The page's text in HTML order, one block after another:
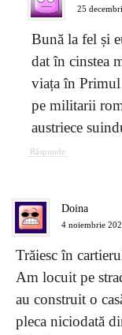
25
Bună la fel și
dat în cinstea
viața în
pe militarii
austriece
Răspunde
Doina
4 noiembrie
Trăiesc în
Am locuit pe
au construit o
pleca niciodată